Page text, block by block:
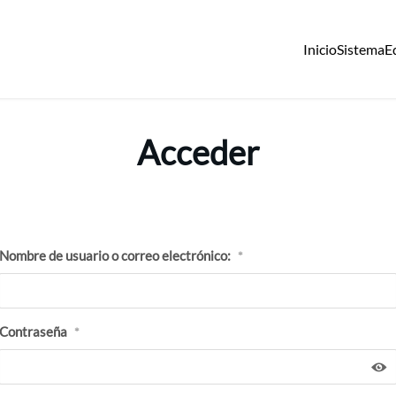
InicioSistema
Acceder
Nombre de usuario o correo electrónico: *
Contraseña *